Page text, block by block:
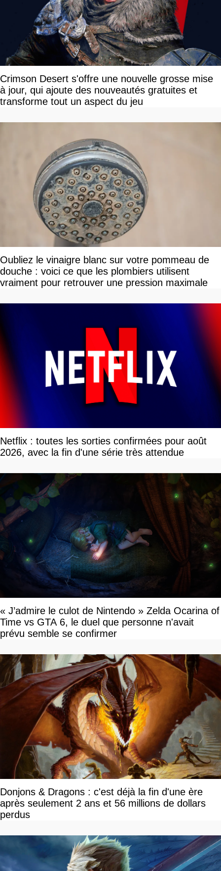
Crimson Desert s'offre une nouvelle grosse mise
à jour, qui ajoute des nouveautés gratuites et
transforme tout un aspect du jeu
Oubliez le vinaigre blanc sur votre pommeau de
douche : voici ce que les plombiers utilisent
vraiment pour retrouver une pression maximale
Netflix : toutes les sorties confirmées pour août
2026, avec la fin d'une série très attendue
« J’admire le culot de Nintendo » Zelda Ocarina of
Time vs GTA 6, le duel que personne n'avait
prévu semble se confirmer
Donjons & Dragons : c'est déjà la fin d'une ère
après seulement 2 ans et 56 millions de dollars
perdus